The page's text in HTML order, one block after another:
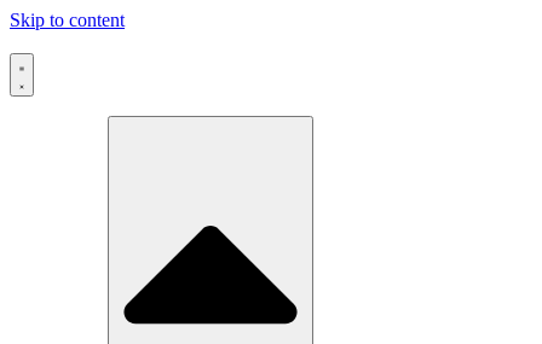
Skip to content